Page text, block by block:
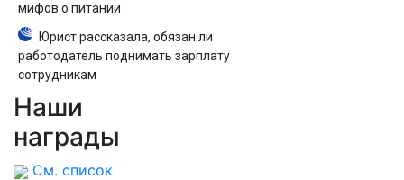
мифов о питании
Юрист рассказала, обязан ли
работодатель поднимать зарплату
сотрудникам
Дрифт на мопеде. Мужское / Женское.
Наши
награды
См. список